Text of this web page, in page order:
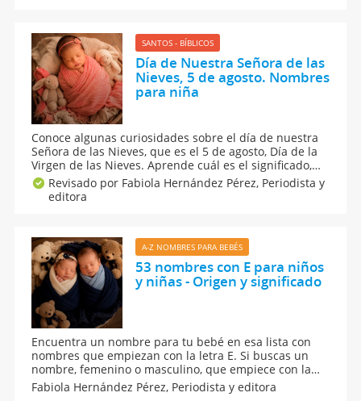
SANTOS - BÍBLICOS
Día de Nuestra Señora de las
Nieves, 5 de agosto. Nombres
para niña
Conoce algunas curiosidades sobre el día de nuestra
Señora de las Nieves, que es el 5 de agosto, Día de la
Virgen de las Nieves. Aprende cuál es el significado,
origen y curiosidades del nombre Nieves. Además, te
damos opciones de nombres compuestos y la
Revisado por Fabiola Hernández Pérez, Periodista y
editora
A-Z NOMBRES PARA BEBÉS
53 nombres con E para niños
y niñas - Origen y significado
Encuentra un nombre para tu bebé en esa lista con
nombres que empiezan con la letra E. Si buscas un
nombre, femenino o masculino, que empiece con la
letra E, consulta esta lista de nombres, con su origen y
su significado. Se trata de nombres populares,
Fabiola Hernández Pérez, Periodista y editora